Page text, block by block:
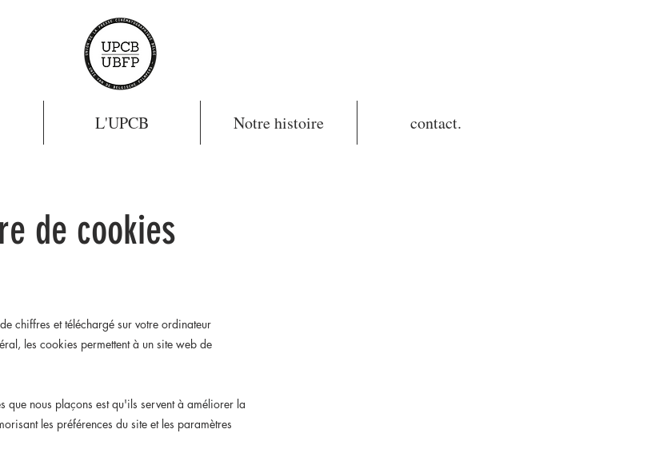
de cookies
chiffres et téléchargé sur votre ordinateur
les cookies permettent à un site web de
que nous plaçons est qu'ils servent à améliorer la
les préférences du site et les paramètres
L'UPCB Notre histoire contact.